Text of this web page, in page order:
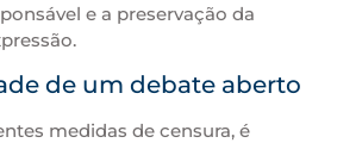
e a preservação da
de um debate aberto
medidas de censura, é